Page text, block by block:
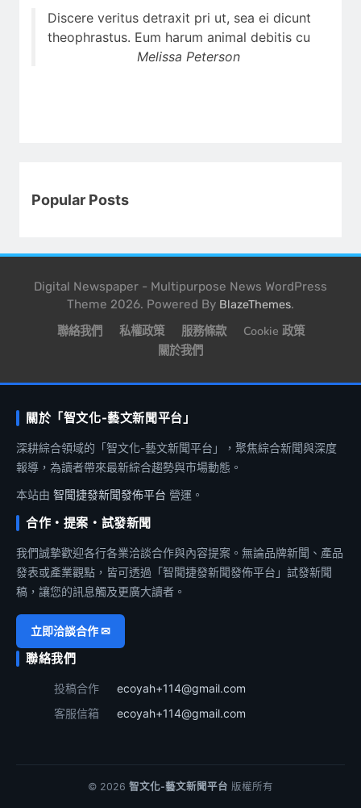
Discere veritus detraxit pri ut, sea ei dicunt
theophrastus. Eum harum animal debitis cu
Melissa Peterson
Popular Posts
Digital Newspaper - Multipurpose News WordPress
Theme 2026. Powered By BlazeThemes.
聯絡我們 私權政策 服務條款
Cookie 政策
關於我們
關於「智文化-藝文新聞平台」
深耕綜合領域的「智文化-藝文新聞平台」，聚焦綜合新聞與深度
報導，為讀者帶來最新綜合趨勢與市場動態。
本站由 智聞捷發新聞發佈平台 營運。
合作・提案・試發新聞
我們誠摯歡迎各行各業洽談合作與內容提案。無論品牌新聞、產品
發表或產業觀點，皆可透過「智聞捷發新聞發佈平台」試發新聞
稿，讓您的訊息觸及更廣大讀者。
立即洽談合作 ✉
聯絡我們
投稿合作
ecoyah+114@gmail.com
客服信箱
ecoyah+114@gmail.com
© 2026 智文化-藝文新聞平台 版權所有